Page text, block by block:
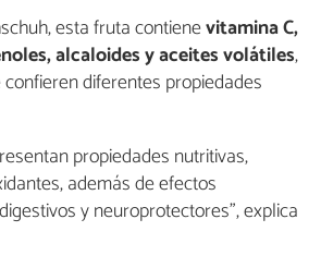
esta fruta contienevitamina C,
alcaloides y aceites volátiles,
diferentes propiedades
propiedades nutritivas,
además de efectos
y neuroprotectores”, explica